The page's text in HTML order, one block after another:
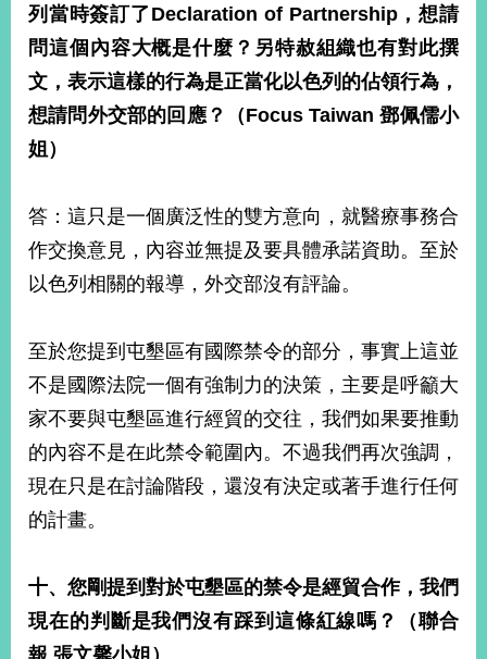
列當時簽訂了 Declaration of Partnership，想請
問這個內容大概是什麼？另特赦組織也有對此撰
文，表示這樣的行為是正當化以色列的佔領行為，
想請問外交部的回應？（Focus Taiwan鄧佩儒小
姐）
答：這只是一個廣泛性的雙方意向，就醫療事務合
作交換意見，內容並無提及要具體承諾資助。至於
以色列相關的報導，外交部沒有評論。
至於您提到屯墾區有國際禁令的部分，事實上這並
不是國際法院一個有強制力的決策，主要是呼籲大
家不要與屯墾區進行經貿的交往，我們如果要推動
的內容不是在此禁令範圍內。不過我們再次強調，
現在只是在討論階段，還沒有決定或著手進行任何
的計畫。
十、您剛提到對於屯墾區的禁令是經貿合作，我們
現在的判斷是我們沒有踩到這條紅線嗎？（聯合
報 張文馨小姐）